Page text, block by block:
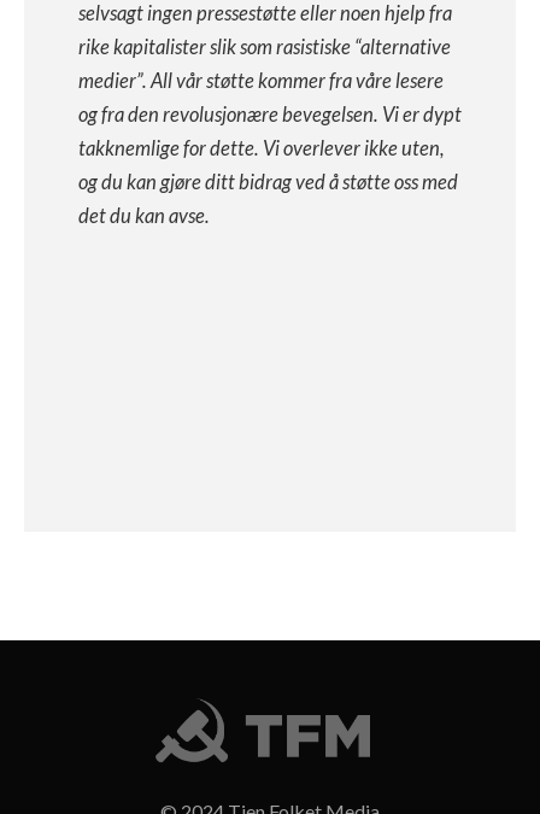
selvsagt ingen pressestøtte eller noen hjelp fra
rike kapitalister slik som rasistiske “alternative
medier”. All vår støtte kommer fra våre lesere
og fra den revolusjonære bevegelsen. Vi er dypt
takknemlige for dette. Vi overlever ikke uten,
og du kan gjøre ditt bidrag ved å støtte oss med
det du kan avse.